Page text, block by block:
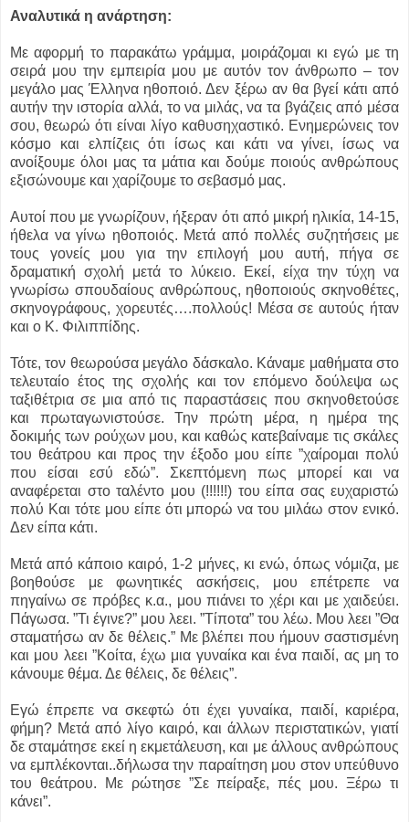
Αναλυτικά η ανάρτηση:
Με αφορμή το παρακάτω γράμμα, μοιράζομαι κι εγώ με τη
σειρά μου την εμπειρία μου με αυτόν τον άνθρωπο – τον
μεγάλο μας Έλληνα ηθοποιό. Δεν ξέρω αν θα βγεί κάτι από
αυτήν την ιστορία αλλά, το να μιλάς, να τα βγάζεις από μέσα
σου, θεωρώ ότι είναι λίγο καθυσηχαστικό. Ενημερώνεις τον
κόσμο και ελπίζεις ότι ίσως και κάτι να γίνει, ίσως να
ανοίξουμε όλοι μας τα μάτια και δούμε ποιούς ανθρώπους
εξισώνουμε και χαρίζουμε το σεβασμό μας.
Αυτοί που με γνωρίζουν, ήξεραν ότι από μικρή ηλικία, 14-15,
ήθελα να γίνω ηθοποιός. Μετά από πολλές συζητήσεις με
τους γονείς μου για την επιλογή μου αυτή, πήγα σε
δραματική σχολή μετά το λύκειο. Εκεί, είχα την τύχη να
γνωρίσω σπουδαίους ανθρώπους, ηθοποιούς σκηνοθέτες,
σκηνογράφους, χορευτές….πολλούς! Μέσα σε αυτούς ήταν
και ο Κ. Φιλιππίδης.
Τότε, τον θεωρούσα μεγάλο δάσκαλο. Κάναμε μαθήματα στο
τελευταίο έτος της σχολής και τον επόμενο δούλεψα ως
ταξιθέτρια σε μια από τις παραστάσεις που σκηνοθετούσε
και πρωταγωνιστούσε. Την πρώτη μέρα, η ημέρα της
δοκιμής των ρούχων μου, και καθώς κατεβαίναμε τις σκάλες
του θεάτρου και προς την έξοδο μου είπε ”χαίρομαι πολύ
που είσαι εσύ εδώ”. Σκεπτόμενη πως μπορεί και να
αναφέρεται στο ταλέντο μου (!!!!!!) του είπα σας ευχαριστώ
πολύ Και τότε μου είπε ότι μπορώ να του μιλάω στον ενικό.
Δεν είπα κάτι.
Μετά από κάποιο καιρό, 1-2 μήνες, κι ενώ, όπως νόμιζα, με
βοηθούσε με φωνητικές ασκήσεις, μου επέτρεπε να
πηγαίνω σε πρόβες κ.α., μου πιάνει το χέρι και με χαιδεύει.
Πάγωσα. ”Τι έγινε?” μου λεει. ”Τίποτα” του λέω. Μου λεει ”Θα
σταματήσω αν δε θέλεις.” Με βλέπει που ήμουν σαστισμένη
και μου λεει ”Κοίτα, έχω μια γυναίκα και ένα παιδί, ας μη το
κάνουμε θέμα. Δε θέλεις, δε θέλεις”.
Εγώ έπρεπε να σκεφτώ ότι έχει γυναίκα, παιδί, καριέρα,
φήμη? Μετά από λίγο καιρό, και άλλων περιστατικών, γιατί
δε σταμάτησε εκεί η εκμετάλευση, και με άλλους ανθρώπους
να εμπλέκονται..δήλωσα την παραίτηση μου στον υπεύθυνο
του θεάτρου. Με ρώτησε ”Σε πείραξε, πές μου. Ξέρω τι
κάνει”.